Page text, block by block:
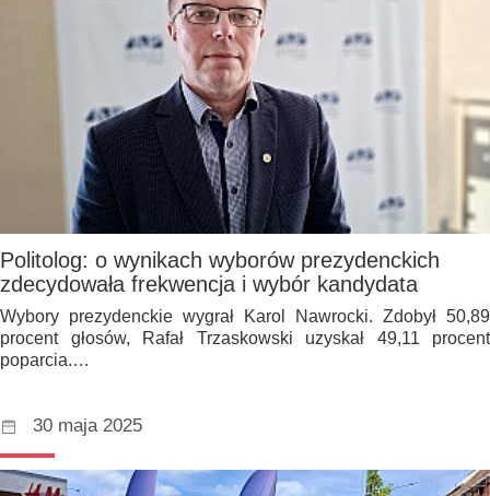
Politolog: o wynikach wyborów prezydenckich
zdecydowała frekwencja i wybór kandydata
Wybory prezydenckie wygrał Karol Nawrocki. Zdobył 50,89
procent głosów, Rafał Trzaskowski uzyskał 49,11 procent
poparcia.…
30 maja 2025